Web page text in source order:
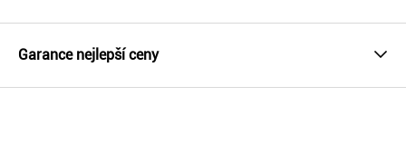
Garance nejlepší ceny